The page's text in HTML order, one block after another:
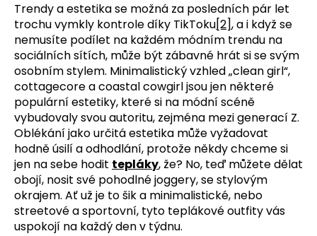
Trendy a estetika se možná za posledních pár let
trochu vymkly kontrole díky TikToku[2], a i když se
nemusíte podílet na každém módním trendu na
sociálních sítích, může být zábavné hrát si se svým
osobním stylem. Minimalistický vzhled „clean girl“,
cottagecore a coastal cowgirl jsou jen některé
populární estetiky, které si na módní scéně
vybudovaly svou autoritu, zejména mezi generací Z.
Oblékání jako určitá estetika může vyžadovat
hodně úsilí a odhodlání, protože někdy chceme si
jen na sebe hodit tepláky, že? No, teď můžete dělat
obojí, nosit své pohodlné joggery, se stylovým
okrajem. Ať už je to šik a minimalistické, nebo
streetové a sportovní, tyto teplákové outfity vás
uspokojí na každý den v týdnu.